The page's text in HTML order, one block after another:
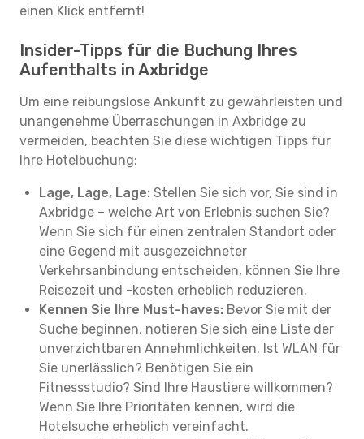
einen Klick entfernt!
Insider-Tipps für die Buchung Ihres
Aufenthalts in Axbridge
Um eine reibungslose Ankunft zu gewährleisten und
unangenehme Überraschungen in Axbridge zu
vermeiden, beachten Sie diese wichtigen Tipps für
Ihre Hotelbuchung:
Lage, Lage, Lage: Stellen Sie sich vor, Sie sind in
Axbridge – welche Art von Erlebnis suchen Sie?
Wenn Sie sich für einen zentralen Standort oder
eine Gegend mit ausgezeichneter
Verkehrsanbindung entscheiden, können Sie Ihre
Reisezeit und -kosten erheblich reduzieren.
Kennen Sie Ihre Must-haves: Bevor Sie mit der
Suche beginnen, notieren Sie sich eine Liste der
unverzichtbaren Annehmlichkeiten. Ist WLAN für
Sie unerlässlich? Benötigen Sie ein
Fitnessstudio? Sind Ihre Haustiere willkommen?
Wenn Sie Ihre Prioritäten kennen, wird die
Hotelsuche erheblich vereinfacht.